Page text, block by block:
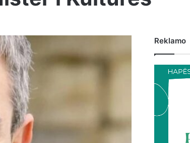
Reklamo